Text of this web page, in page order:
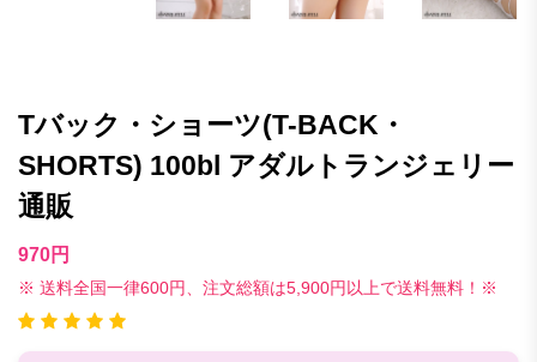
Tバック・ショーツ(T-BACK・
SHORTS) 100bl アダルトランジェリー
通販
970円
※ 送料全国一律600円、注文総額は5,900円以上で送料無料！※